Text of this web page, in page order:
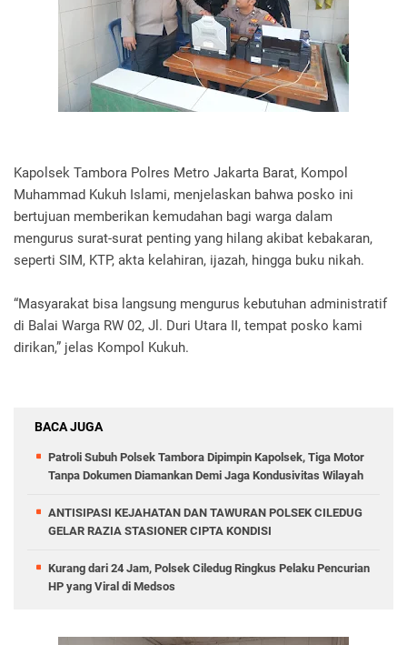
Kapolsek Tambora Polres Metro Jakarta Barat, Kompol
Muhammad Kukuh Islami, menjelaskan bahwa posko ini
bertujuan memberikan kemudahan bagi warga dalam
mengurus surat-surat penting yang hilang akibat kebakaran,
seperti SIM, KTP, akta kelahiran, ijazah, hingga buku nikah.
“Masyarakat bisa langsung mengurus kebutuhan administratif
di Balai Warga RW 02, Jl. Duri Utara II, tempat posko kami
dirikan,” jelas Kompol Kukuh.
BACA JUGA
Patroli Subuh Polsek Tambora Dipimpin Kapolsek, Tiga Motor
Tanpa Dokumen Diamankan Demi Jaga Kondusivitas Wilayah
ANTISIPASI KEJAHATAN DAN TAWURAN POLSEK CILEDUG
GELAR RAZIA STASIONER CIPTA KONDISI
Kurang dari 24 Jam, Polsek Ciledug Ringkus Pelaku Pencurian
HP yang Viral di Medsos